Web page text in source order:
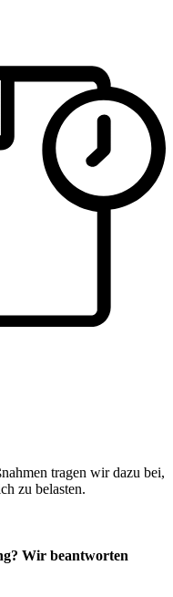
tragen wir dazu bei,
zu belasten.
Wir beantworten